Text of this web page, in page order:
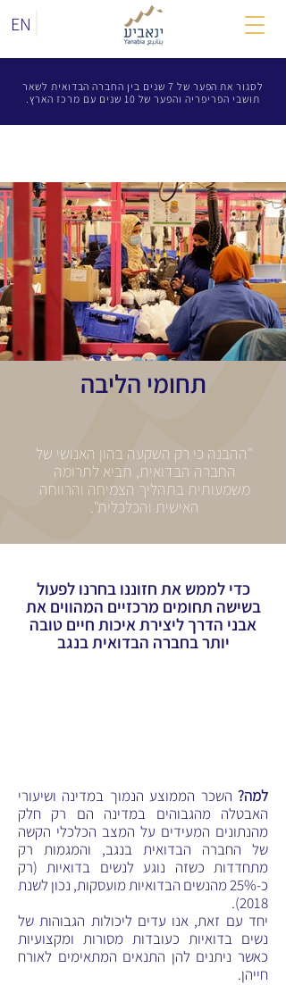
לסגור את הפער של 7 שנים בין החברה הבדואית לשאר
תושבי הפריפריה והפער של 10 שנים עם מרכז הארץ.
EN
תחומי הליבה
"ההבנה כי רק השקעה בהון האנושי של
החברה הבדואית, תביא לתרומה
משמעותית בתהליך הצמיחה והרווחה
האישית והכלכלית".
כדי לממש את חזוננו בחרנו לפעול
בשישה תחומים מרכזיים המהווים את
אבני הדרך ליצירת איכות חיים טובה
יותר בחברה הבדואית בנגב
למה? השכר הממוצע הנמוך במדינה ושיעורי
האבטלה מהגבוהים במדינה הם רק חלק
מהנתונים המעידים על המצב הכלכלי הקשה
של החברה הבדואית בנגב, והמגמות רק
מתחדדות כשזה נוגע לנשים בדואיות (רק
כ-25% מהנשים הבדואיות מועסקות, נכון לשנת
2018).
יחד עם זאת, אנו עדים ליכולות הגבוהות של
נשים בדואיות כעובדות מסורות ומקצועיות
כאשר ניתנים להן התנאים המתאימים לאורח
חייהן.